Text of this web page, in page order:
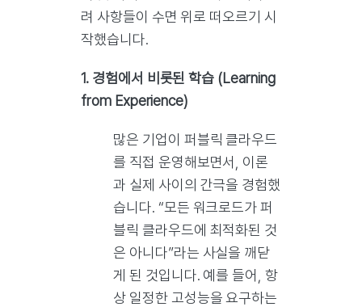
려 사항들이 수면 위로 떠오르기 시
작했습니다.
1. 경험에서 비롯된 학습 (Learning
from Experience)
많은 기업이 퍼블릭 클라우드
를 직접 운영해보면서, 이론
과 실제 사이의 간극을 경험했
습니다. “모든 워크로드가 퍼
블릭 클라우드에 최적화된 것
은 아니다”라는 사실을 깨닫
게 된 것입니다. 예를 들어, 항
상 일정한 고성능을 요구하는